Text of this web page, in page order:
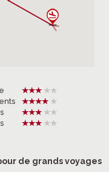
de grands voyages